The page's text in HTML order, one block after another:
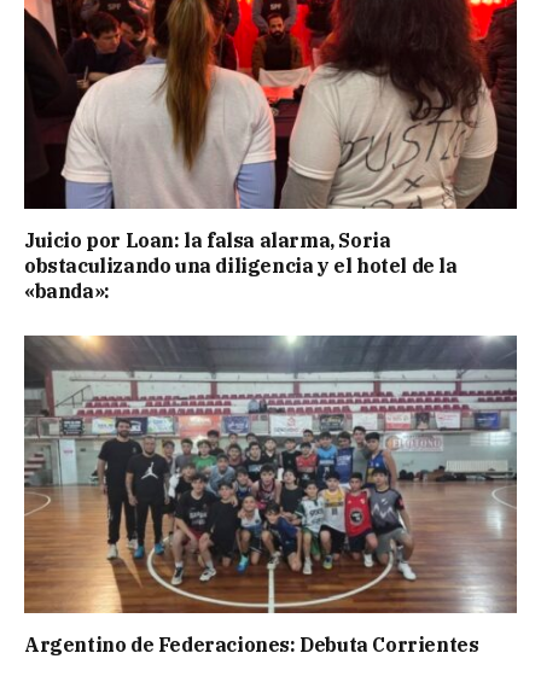
Juicio por Loan: la falsa alarma, Soria
obstaculizando una diligencia y el hotel de la
«banda»:
Argentino de Federaciones: Debuta Corrientes